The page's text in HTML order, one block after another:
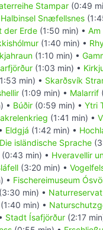
Stampar (0:49
Halbinsel Snæfellsnes
der Erde (1:50 min) • Am
(1:40 min) •
(1:10 min) •
(1:03 min) •
min) • Skarðsvík
(1:09 min) • Malarrif
• Búðir (0:59 min) • Ytri
(1:41 min) •
Eldgjá (1:42 min) •
Die isländische Sprache
(0:43 min) • Hveravellir
(3:20 min) •
• Fischereimuseum
(3:30 min) •
(1:40 min) •
Stadt Ísafjörður (2:17